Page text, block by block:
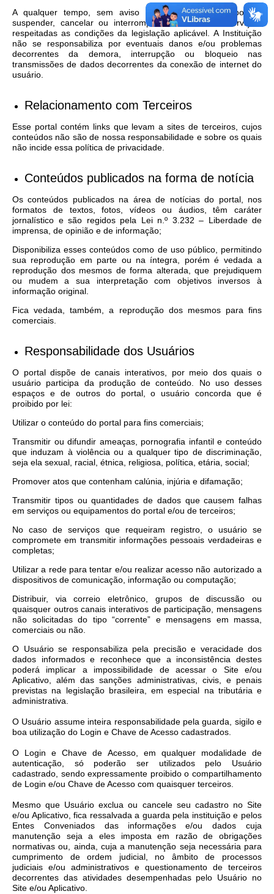
A qualquer tempo, sem aviso prévio, a Instituição poderá
suspender, cancelar ou interromper o acesso aos Serviços,
respeitadas as condições da legislação aplicável. A Instituição
não se responsabiliza por eventuais danos e/ou problemas
decorrentes da demora, interrupção ou bloqueio nas
transmissões de dados decorrentes da conexão de internet do
usuário.
Relacionamento com Terceiros
Esse portal contém links que levam a sites de terceiros, cujos
conteúdos não são de nossa responsabilidade e sobre os quais
não incide essa política de privacidade.
Conteúdos publicados na forma de notícia
Os conteúdos publicados na área de notícias do portal, nos
formatos de textos, fotos, vídeos ou áudios, têm caráter
jornalístico e são regidos pela Lei n.º 3.232 – Liberdade de
imprensa, de opinião e de informação;
Disponibiliza esses conteúdos como de uso público, permitindo
sua reprodução em parte ou na íntegra, porém é vedada a
reprodução dos mesmos de forma alterada, que prejudiquem
ou mudem a sua interpretação com objetivos inversos à
informação original.
Fica vedada, também, a reprodução dos mesmos para fins
comerciais.
Responsabilidade dos Usuários
O portal dispõe de canais interativos, por meio dos quais o
usuário participa da produção de conteúdo. No uso desses
espaços e de outros do portal, o usuário concorda que é
proibido por lei:
Utilizar o conteúdo do portal para fins comerciais;
Transmitir ou difundir ameaças, pornografia infantil e conteúdo
que induzam à violência ou a qualquer tipo de discriminação,
seja ela sexual, racial, étnica, religiosa, política, etária, social;
Promover atos que contenham calúnia, injúria e difamação;
Transmitir tipos ou quantidades de dados que causem falhas
em serviços ou equipamentos do portal e/ou de terceiros;
No caso de serviços que requeiram registro, o usuário se
compromete em transmitir informações pessoais verdadeiras e
completas;
Utilizar a rede para tentar e/ou realizar acesso não autorizado a
dispositivos de comunicação, informação ou computação;
Distribuir, via correio eletrônico, grupos de discussão ou
quaisquer outros canais interativos de participação, mensagens
não solicitadas do tipo “corrente” e mensagens em massa,
comerciais ou não.
O Usuário se responsabiliza pela precisão e veracidade dos
dados informados e reconhece que a inconsistência destes
poderá implicar a impossibilidade de acessar o Site e/ou
Aplicativo, além das sanções administrativas, civis, e penais
previstas na legislação brasileira, em especial na tributária e
administrativa.
O Usuário assume inteira responsabilidade pela guarda, sigilo e
boa utilização do Login e Chave de Acesso cadastrados.
O Login e Chave de Acesso, em qualquer modalidade de
autenticação, só poderão ser utilizados pelo Usuário
cadastrado, sendo expressamente proibido o compartilhamento
de Login e/ou Chave de Acesso com quaisquer terceiros.
Mesmo que Usuário exclua ou cancele seu cadastro no Site
e/ou Aplicativo, fica ressalvada a guarda pela instituição e pelos
Entes Conveniados das informações e/ou dados cuja
manutenção seja a eles imposta em razão de obrigações
normativas ou, ainda, cuja a manutenção seja necessária para
cumprimento de ordem judicial, no âmbito de processos
judiciais e/ou administrativos e questionamento de terceiros
decorrentes das atividades desempenhadas pelo Usuário no
Site e/ou Aplicativo.